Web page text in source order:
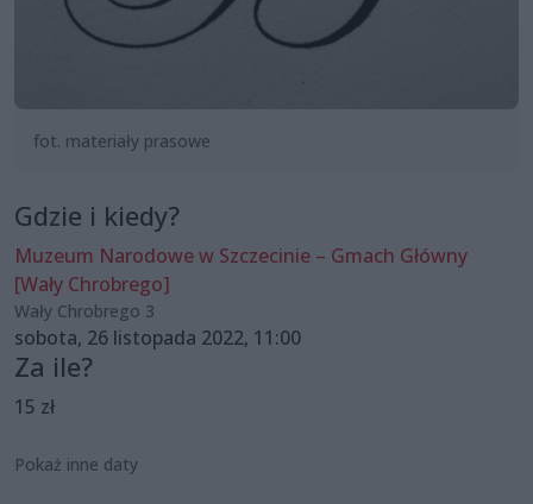
fot. materiały prasowe
Gdzie i kiedy?
Muzeum Narodowe w Szczecinie – Gmach Główny
[Wały Chrobrego]
Wały Chrobrego 3
sobota, 26 listopada 2022, 11:00
Za ile?
15 zł
Pokaż inne daty